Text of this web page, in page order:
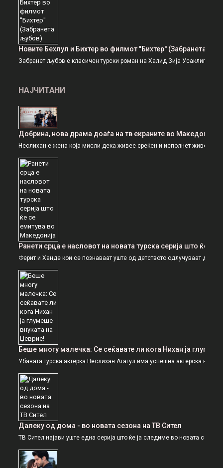
Новите Бехлул и Бихтер во филмот ''Бихтер'' (Забранета
Забранет љубов е класичен турски роман на Халид Зија Усаклигил,
НАЈЧИТАНИ
Добрина, нова драма доаѓа на тв екраните во Македонија
Неслихан е жена која мисли дека живее среќен и исполнет живот, но
Ранети срца е насловот на новата турска серија што ќе се
Ферит и Ханде кои се познаваат уште од детството одлучуваат да
Беше многу малечка: Се сеќавате ли кога Нихан ја
Убавата турска актерка Неслихан Атагул има успешна актерска
Далеку од дома - во новата сезона на ТВ Сител
ТВ Сител најави уште една серија што ќе ја следиме во новата